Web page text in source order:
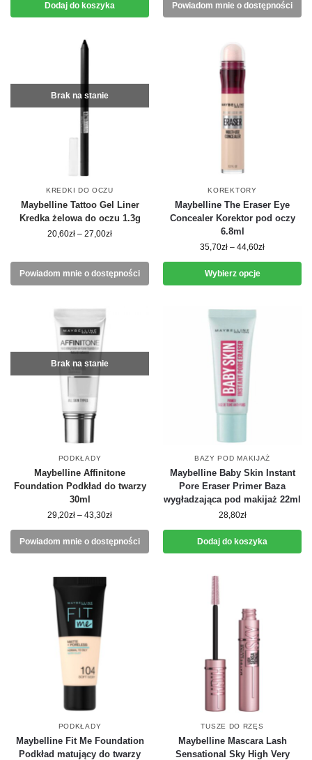
Dodaj do koszyka Powiadom mnie o dostępności
Brak na stanie
KREDKI DO OCZU
Maybelline Tattoo Gel Liner
Kredka żelowa do oczu 1.3g
20,60zł – 27,00zł
Powiadom mnie o dostępności
KOREKTORY
Maybelline The Eraser Eye
Concealer Korektor pod oczy
6.8ml
35,70zł – 44,60zł
Wybierz opcje
Brak na stanie
PODKŁADY
Maybelline Affinitone
Foundation Podkład do twarzy
30ml
29,20zł – 43,30zł
Powiadom mnie o dostępności
BAZY POD MAKIJAŻ
Maybelline Baby Skin Instant
Pore Eraser Primer Baza
wygładzająca pod makijaż 22ml
28,80zł
Dodaj do koszyka
PODKŁADY
Maybelline Fit Me Foundation
Podkład matujący do twarzy
TUSZE DO RZĘS
Maybelline Mascara Lash
Sensational Sky High Very